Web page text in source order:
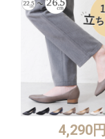
4,290円